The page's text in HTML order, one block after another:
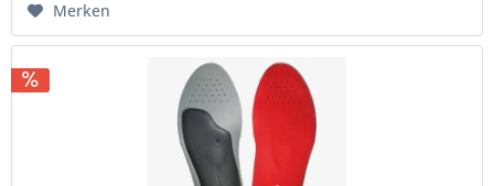
Merken